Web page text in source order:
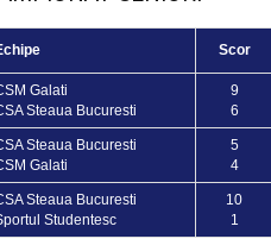
Scor
Galati
Steaua Bucuresti
9
6
Steaua Bucuresti
Galati
5
4
Steaua Bucuresti
Studentesc
10
1